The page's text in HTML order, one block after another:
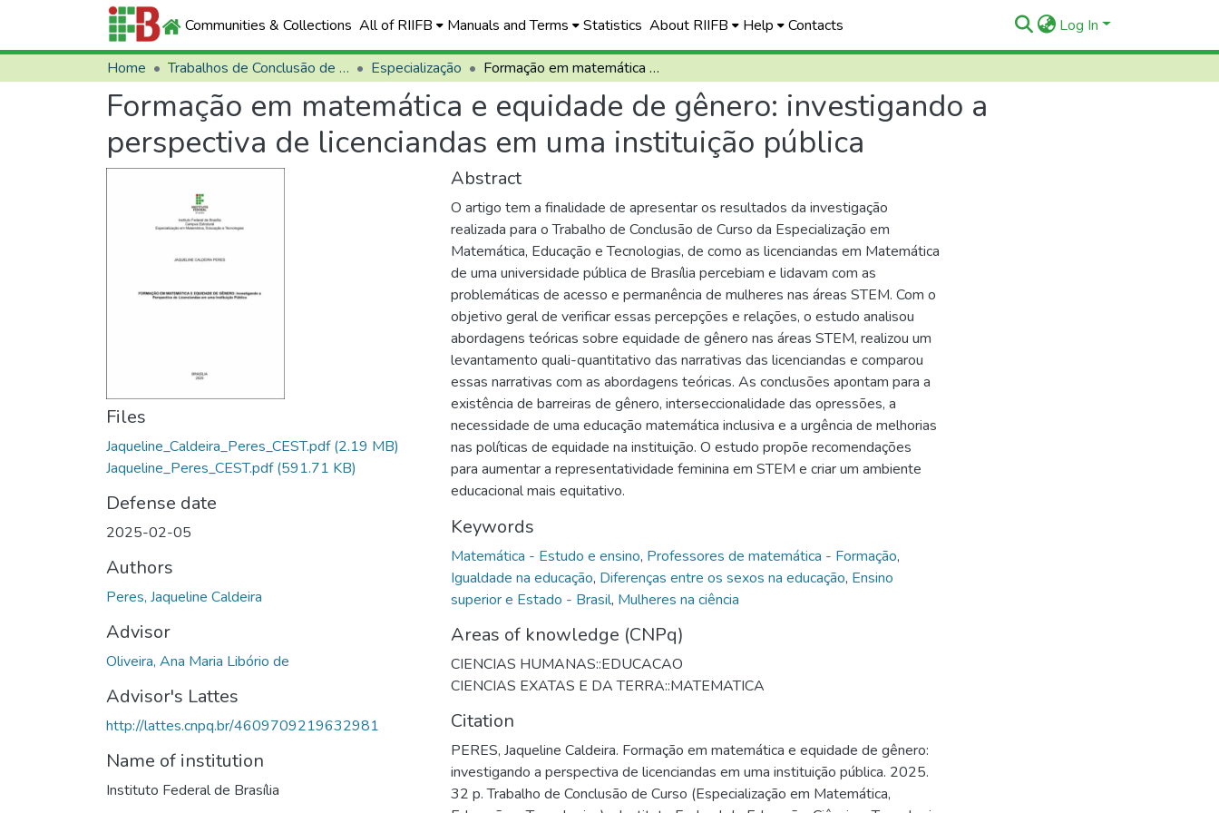
Communities & Collections All of RIIFB Manuals and Terms Statistics About RIIFB Help Contacts Log In
Home Trabalhos de Conclusão de Curso (TCCs) Especialização Formação em matemática e equidade de gênero: investigando a perspectiva de licenciandas em uma instituição pública
Formação em matemática e equidade de gênero: investigando a
perspectiva de licenciandas em uma instituição pública
Files
Jaqueline_Caldeira_Peres_CEST.pdf(2.19 MB)
Jaqueline_Peres_CEST.pdf(591.71 KB)
Defense date
2025-02-05
Authors
Peres, Jaqueline Caldeira
Advisor
Oliveira, Ana Maria Libório de
Advisor's Lattes
http://lattes.cnpq.br/4609709219632981
Name of institution
Instituto Federal de Brasília
Abstract
O artigo tem a finalidade de apresentar os resultados da investigação
realizada para o Trabalho de Conclusão de Curso da Especialização em
Matemática, Educação e Tecnologias, de como as licenciandas em Matemática
de uma universidade pública de Brasília percebiam e lidavam com as
problemáticas de acesso e permanência de mulheres nas áreas STEM. Com o
objetivo geral de verificar essas percepções e relações, o estudo analisou
abordagens teóricas sobre equidade de gênero nas áreas STEM, realizou um
levantamento quali-quantitativo das narrativas das licenciandas e comparou
essas narrativas com as abordagens teóricas. As conclusões apontam para a
existência de barreiras de gênero, interseccionalidade das opressões, a
necessidade de uma educação matemática inclusiva e a urgência de melhorias
nas políticas de equidade na instituição. O estudo propõe recomendações
para aumentar a representatividade feminina em STEM e criar um ambiente
educacional mais equitativo.
Keywords
Matemática - Estudo e ensino, Professores de matemática - Formação,
Igualdade na educação, Diferenças entre os sexos na educação, Ensino
superior e Estado - Brasil, Mulheres na ciência
Areas of knowledge (CNPq)
CIENCIAS HUMANAS::EDUCACAO
CIENCIAS EXATAS E DA TERRA::MATEMATICA
Citation
PERES, Jaqueline Caldeira. Formação em matemática e equidade de gênero:
investigando a perspectiva de licenciandas em uma instituição pública. 2025.
32 p. Trabalho de Conclusão de Curso (Especialização em Matemática,